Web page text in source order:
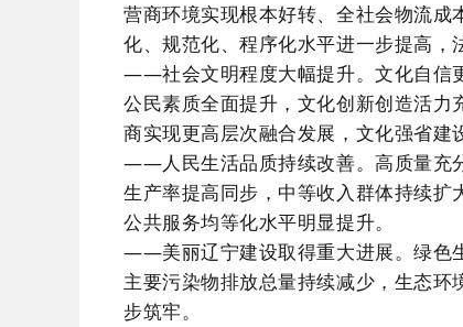
营商环境实现根本好转、全社会物流
化、规范化、程序化水平进一步提高，
——社会文明程度大幅提升。文化自信
公民素质全面提升，文化创新创造活
商实现更高层次融合发展，文化强省建
——人民生活品质持续改善。高质量充
生产率提高同步，中等收入群体持续扩
公共服务均等化水平明显提升。
——美丽辽宁建设取得重大进展。绿色
主要污染物排放总量持续减少，生态
步筑牢。